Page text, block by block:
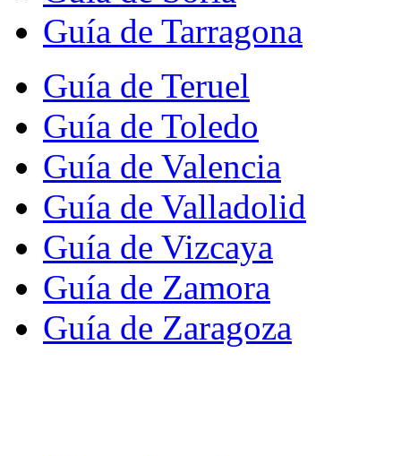
Guía de Tarragona
Guía de Teruel
Guía de Toledo
Guía de Valencia
Guía de Valladolid
Guía de Vizcaya
Guía de Zamora
Guía de Zaragoza